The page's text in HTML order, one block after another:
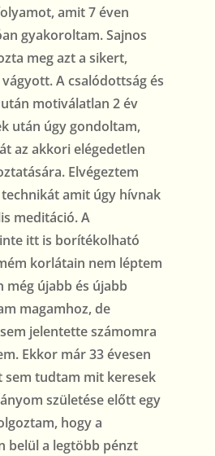
amit 7 éven
gyakoroltam. Sajnos
meg azt a sikert,
A csalódottság és
motiválatlan 2 év
után úgy gondoltam,
az akkori elégedetlen
Elvégeztem
amit úgy hívnak
meditáció. A
itt is borítékolható
korlátain nem léptem
még újabb és újabb
magamhoz, de
jelentette számomra
Ekkor már 33 évesen
sem tudtam mit keresek
születése előtt egy
hogy a
belül a legtöbb pénzt